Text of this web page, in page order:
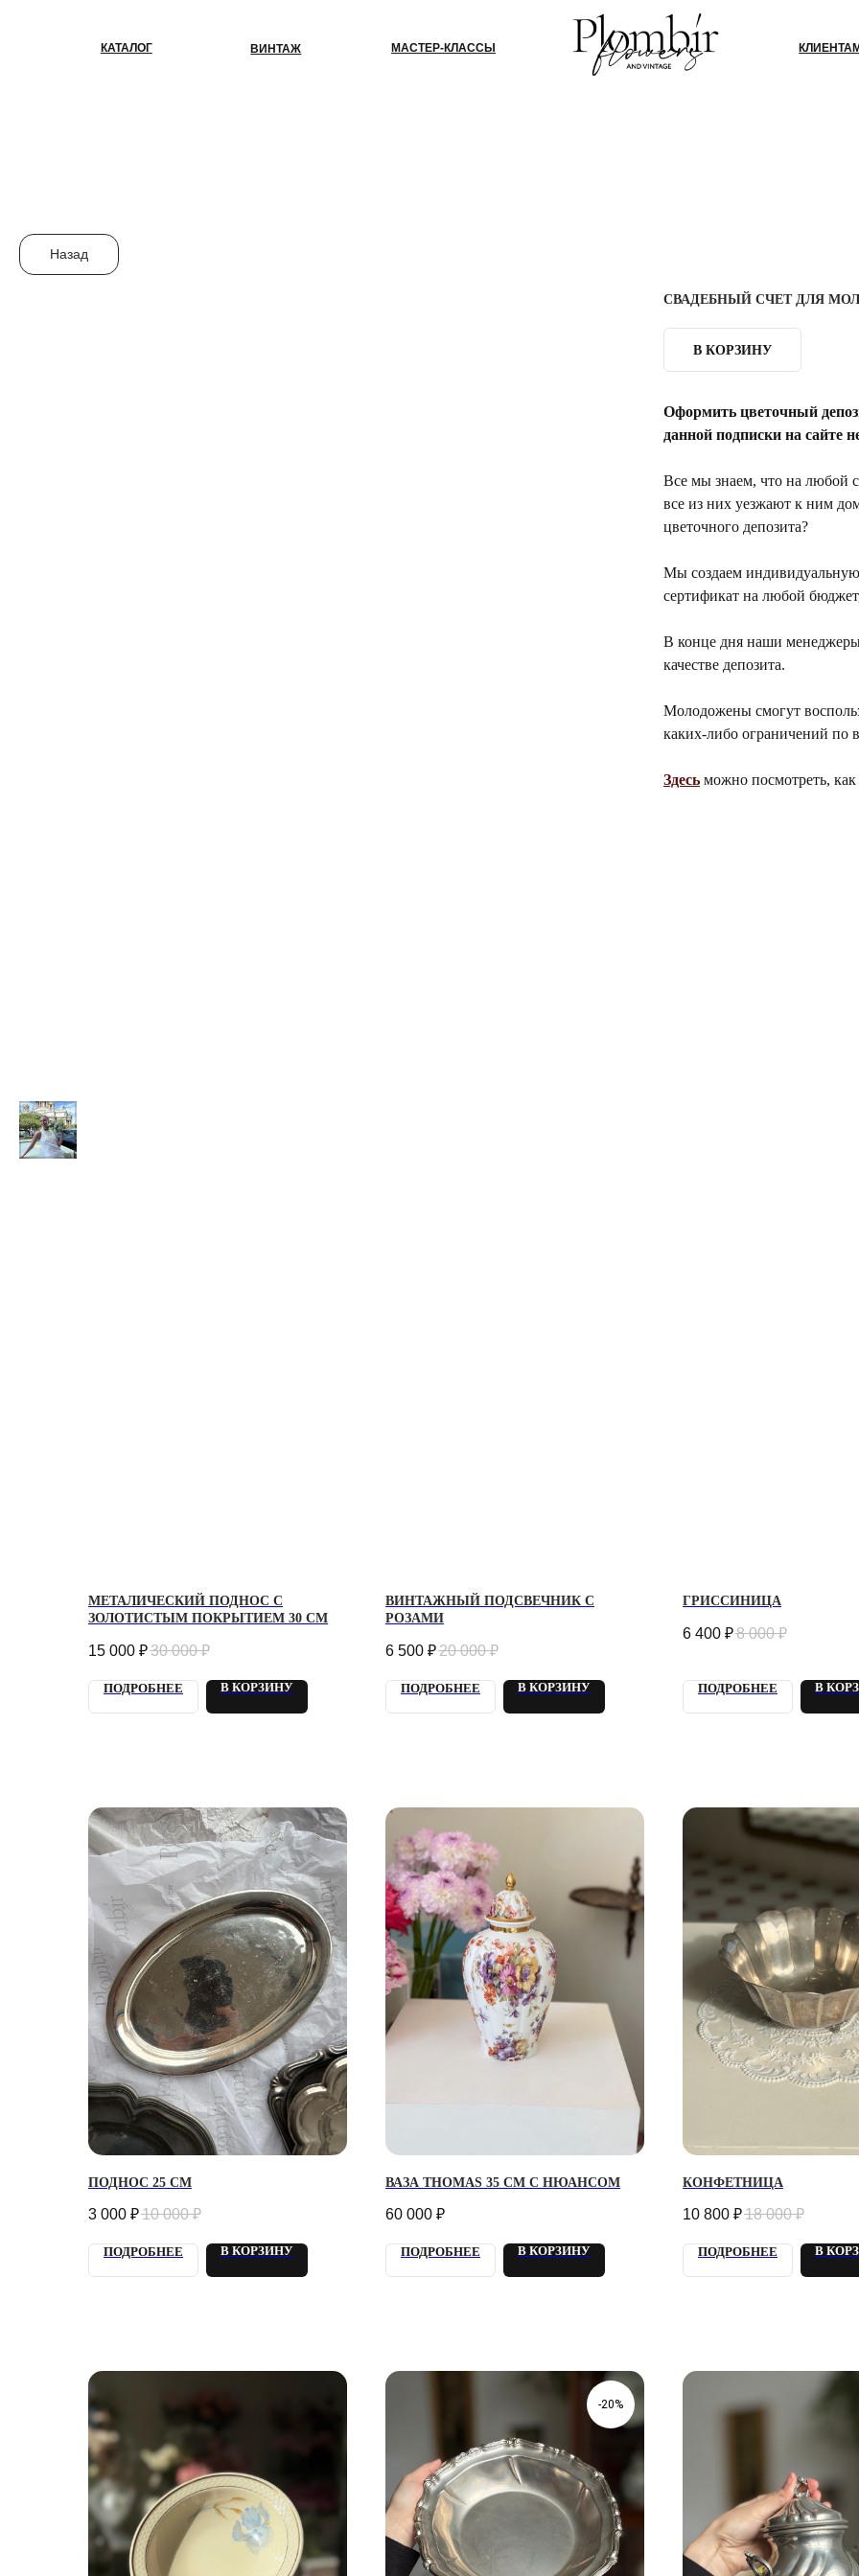
ВИНТАЖ МАСТЕР-КЛАССЫ БЛОГ
КАТАЛОГ
Назад
СВАДЕБНЫЙ СЧЕТ ДЛЯ
В КОРЗИНУ
Оформить цветочный
данной подписки на сайте
Все мы знаем, что на любой
все из них уезжают к ним
цветочного депозита?
Мы создаем индивидуальную
сертификат на любой
В конце дня наши
качестве депозита.
Молодожены смогут
каких-либо ограничений по
Здесь можно посмотреть,
МЕТАЛИЧЕСКИЙ ПОДНОС С
ЗОЛОТИСТЫМ ПОКРЫТИЕМ 30 СМ
15 000 ₽30 000 ₽
ПОДРОБНЕЕ В КОРЗИНУ
ВИНТАЖНЫЙ ПОДСВЕЧНИК С
РОЗАМИ
6 500 ₽20 000 ₽
ПОДРОБНЕЕ В КОРЗИНУ
ГРИССИНИЦА
6 400 ₽8 000 ₽
ПОДРОБНЕЕ В
ПОДНОС 25 СМ
3 000 ₽10 000 ₽
ПОДРОБНЕЕ В КОРЗИНУ
ВАЗА THOMAS 35 СМ С НЮАНСОМ
60 000 ₽
ПОДРОБНЕЕ В КОРЗИНУ
КОНФЕТНИЦА
10 800 ₽18 000 ₽
ПОДРОБНЕЕ В
-20%